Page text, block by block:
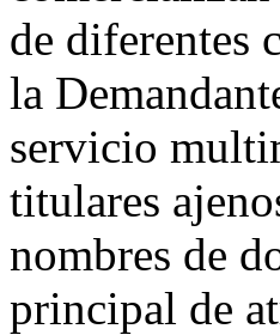
de diferentes
la
servicio
titulares
nombres de
principal de